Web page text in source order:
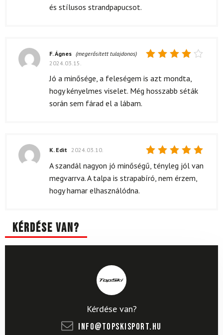
és stílusos strandpapucsot.
4/ 5
F. Ágnes (megerősített tulajdonos)
2024.03.15.
Jó a minősége, a feleségem is azt mondta,
hogy kényelmes viselet. Még hosszabb séták
során sem fárad el a lábam.
Értékelés:
5
/ 5
K. Edit 2024.03.10.
A szandál nagyon jó minőségű, tényleg jól van
megvarrva. A talpa is strapabíró, nem érzem,
hogy hamar elhasználódna.
Kérdése van?
Kérdése van?
info@topskisport.hu